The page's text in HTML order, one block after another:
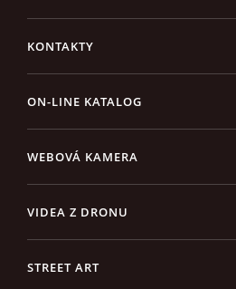
KONTAKTY
ON-LINE KATALOG
WEBOVÁ KAMERA
VIDEA Z DRONU
STREET ART